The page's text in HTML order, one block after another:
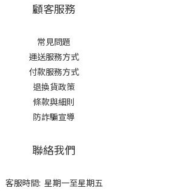
顧客服務
常見問題
運送服務方式
付款服務方式
退換貨政策
條款與細則
防詐騙宣導
聯絡我們
客服時間: 星期一至星期五